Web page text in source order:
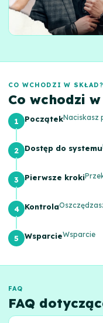
CO WCHODZI W SKŁAD?
Co wchodzi
PoczątekNaciskasz
Dostęp do systemu
Pierwsze kroki
Kontrola
WsparcieWsparcie
FAQ
FAQ